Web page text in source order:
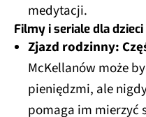
medytacji.
Filmy i seriale dla
Zjazd rodzinny:
McKellanów może
pieniędzmi, ale
pomaga im mierzyć